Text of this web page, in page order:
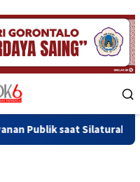
di Botu